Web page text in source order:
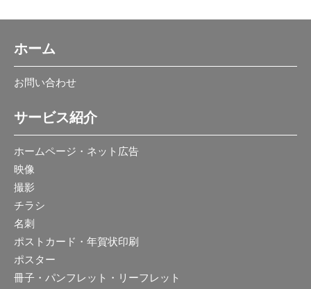
ホーム
お問い合わせ
サービス紹介
ホームページ・ネット広告
映像
撮影
チラシ
名刺
ポストカード・年賀状印刷
ポスター
冊子・パンフレット・リーフレット